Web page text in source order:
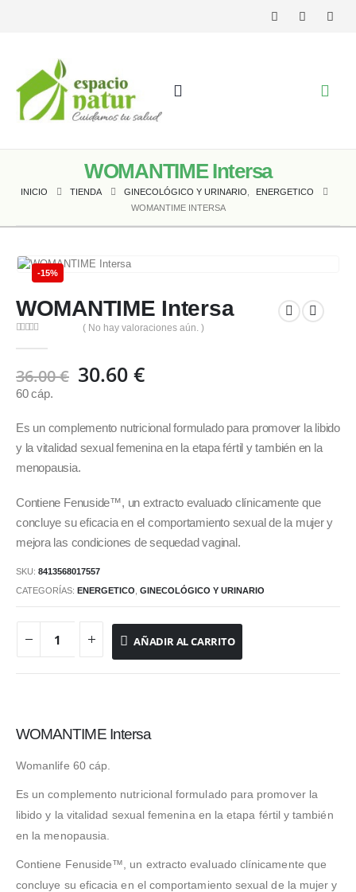
WOMANTIME Intersa
INICIO TIENDA GINECOLÓGICO Y URINARIO
ENERGETICO
WOMANTIME INTERSA
-15%
WOMANTIME Intersa
( No hay valoraciones aún. )
36.00€ El
era:
36.00 €.
30.60€
es:
30.60 €.
60 cáp.
Es un complemento nutricional formulado para promover la libido
y la vitalidad sexual femenina en la etapa fértil y también en la
menopausia.
Contiene Fenuside™, un extracto evaluado clínicamente que
concluye su eficacia en el comportamiento sexual de la mujer y
mejora las condiciones de sequedad vaginal.
SKU: 8413568017557
CATEGORÍAS: ENERGETICO GINECOLÓGICO Y URINARIO
AÑADIR AL CARRITO
WOMANTIME Intersa
Womanlife 60 cáp.
Es un complemento nutricional formulado para promover la
libido y la vitalidad sexual femenina en la etapa fértil y también
en la menopausia.
Contiene Fenuside™, un extracto evaluado clínicamente que
concluye su eficacia en el comportamiento sexual de la mujer y